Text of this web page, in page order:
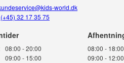
world.dk
(+45) 32 17 35 75
08:00 - 20:00
09:00 - 15:00
08:00 - 18:00
09:00 - 12:00